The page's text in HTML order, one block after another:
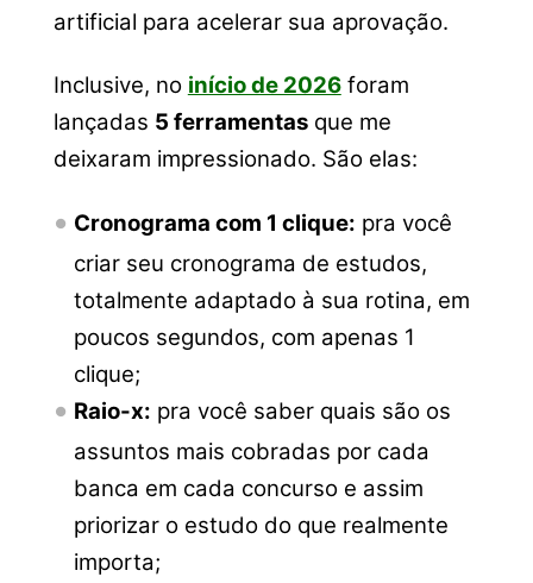
artificial para acelerar sua aprovação.
Inclusive, no início de 2026foram
lançadas 5 ferramentasque me
deixaram impressionado. São elas:
Cronograma com 1 clique: pra você
criar seu cronograma de estudos,
totalmente adaptado à sua rotina, em
poucos segundos, com apenas 1
clique;
Raio-x: pra você saber quais são os
assuntos mais cobradas por cada
banca em cada concurso e assim
priorizar o estudo do que realmente
importa;